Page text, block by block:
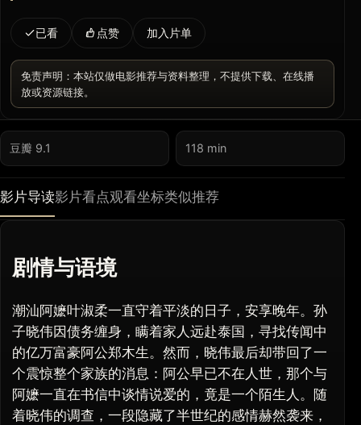
已看 点赞 加入片单
免责声明：本站仅做电影推荐与资料整理，不提供下载、在线播
放或资源链接。
豆瓣 9.1 118 min
影片导读影片看点观看坐标类似推荐
剧情与语境
潮汕阿嬷叶淑柔一直守着平淡的日子，安享晚年。孙
子晓伟因债务缠身，瞒着家人远赴泰国，寻找传闻中
的亿万富豪阿公郑木生。然而，晓伟最后却带回了一
个震惊整个家族的消息：阿公早已不在人世，那个与
阿嬷一直在书信中谈情说爱的，竟是一个陌生人。随
着晓伟的调查，一段隐藏了半世纪的感情赫然袭来，